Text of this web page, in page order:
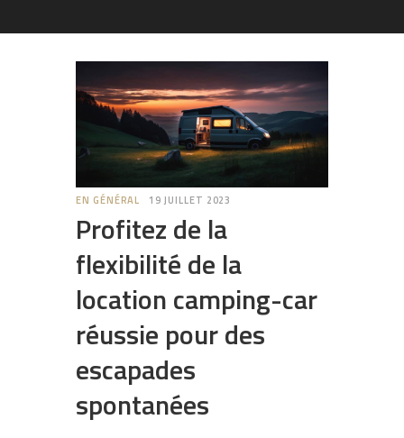
EN GÉNÉRAL 19 JUILLET 2023
Profitez de la
flexibilité de la
location camping-car
réussie pour des
escapades
spontanées